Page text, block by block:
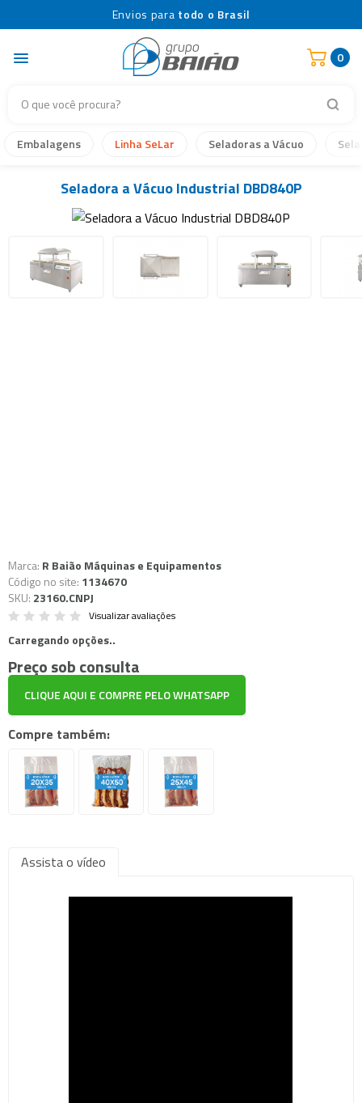
Envios para todo o Brasil
0
Embalagens Linha SeLar Seladoras a Vácuo
Seladora a Vácuo Industrial DBD840P
Marca: R Baião Máquinas e Equipamentos
Código no site: 1134670
SKU: 23160.CNPJ
Visualizar avaliações
Carregando opções..
Preço sob consulta
CLIQUE AQUI E COMPRE PELO WHATSAPP
Compre também:
Assista o vídeo